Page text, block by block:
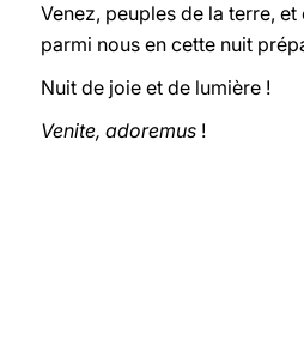
Venez, peuples de la terre,
parmi nous en cette nuit
Nuit de joie et de lumière !
Venite, adoremus !